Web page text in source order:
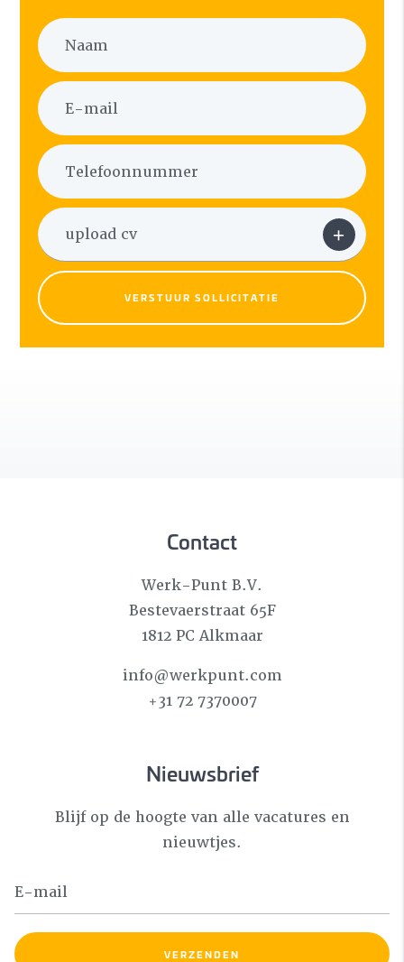
VERSTUUR SOLLICITATIE
Nieuwsbrief
Blijf op de hoogte van alle vacatures en
nieuwtjes.
VERZENDEN
Contact
Werk-Punt B.V.
Bestevaerstraat 65F
1812 PC Alkmaar
info@werkpunt.com
+31 72 7370007